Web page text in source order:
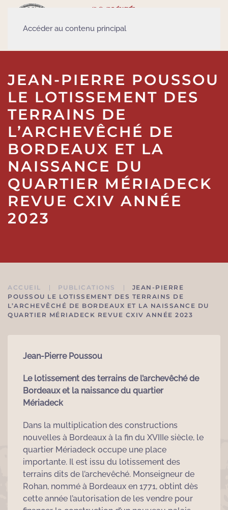
Accéder au contenu principal
JEAN-PIERRE POUSSOU
LE LOTISSEMENT DES
TERRAINS DE
L’ARCHEVÊCHÉ DE
BORDEAUX ET LA
NAISSANCE DU
QUARTIER MÉRIADECK
REVUE CXIV ANNÉE
2023
ACCUEIL PUBLICATIONS
JEAN-PIERRE
POUSSOU LE LOTISSEMENT DES TERRAINS DE
L’ARCHEVÊCHÉ DE BORDEAUX ET LA NAISSANCE DU
QUARTIER MÉRIADECK REVUE CXIV ANNÉE 2023
Jean-Pierre Poussou
Le lotissement des terrains de l’archevêché de
Bordeaux et la naissance du quartier
Mériadeck
Dans la multiplication des constructions
nouvelles à Bordeaux à la fin du XVIIIe siècle, le
quartier Mériadeck occupe une place
importante. Il est issu du lotissement des
terrains dits de l’archevêché. Monseigneur de
Rohan, nommé à Bordeaux en 1771, obtint dès
cette année l’autorisation de les vendre pour